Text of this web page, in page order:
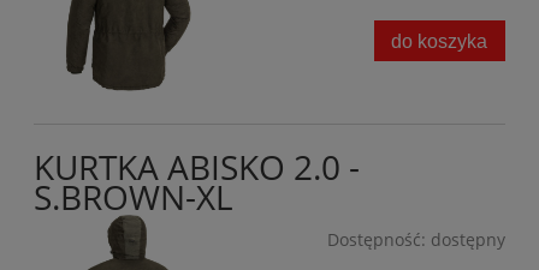
do koszyka
KURTKA ABISKO 2.0 -
S.BROWN-XL
Dostępność: dostępny